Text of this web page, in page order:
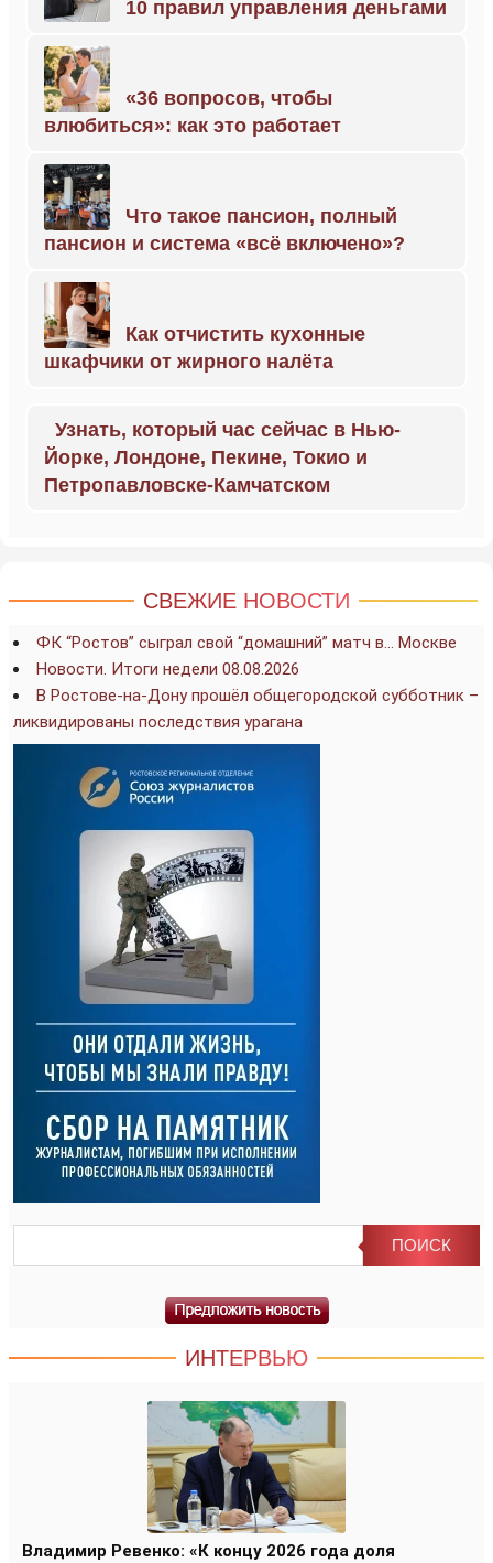
10 правил управления деньгами
«36 вопросов, чтобы
влюбиться»: как это работает
Что такое пансион, полный
пансион и система «всё включено»?
Как отчистить кухонные
шкафчики от жирного налёта
Узнать, который час сейчас в Нью-
Йорке, Лондоне, Пекине, Токио и
Петропавловске-Камчатском
СВЕЖИЕ НОВОСТИ
ФК “Ростов” сыграл свой “домашний” матч в… Москве
Новости. Итоги недели 08.08.2026
В Ростове-на-Дону прошёл общегородской субботник –
ликвидированы последствия урагана
ИНТЕРВЬЮ
Владимир Ревенко: «К концу 2026 года доля